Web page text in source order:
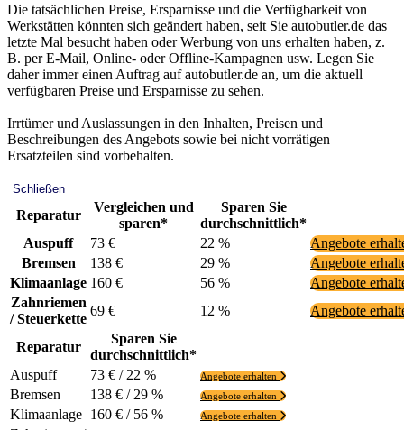
Die tatsächlichen Preise, Ersparnisse und die Verfügbarkeit von
Werkstätten könnten sich geändert haben, seit Sie autobutler.de das
letzte Mal besucht haben oder Werbung von uns erhalten haben, z.
B. per E-Mail, Online- oder Offline-Kampagnen usw. Legen Sie
daher immer einen Auftrag auf autobutler.de an, um die aktuell
verfügbaren Preise und Ersparnisse zu sehen.
Irrtümer und Auslassungen in den Inhalten, Preisen und
Beschreibungen des Angebots sowie bei nicht vorrätigen
Ersatzteilen sind vorbehalten.
Schließen
Reparatur
Vergleichen und
sparen*
Sparen Sie
durchschnittlich*
Auspuff
73 € 22 %
Angebote
Bremsen
138 € 29 %
Angebote
Klimaanlage 160 € 56 %
Angebote
Zahnriemen
/ Steuerkette
69 € 12 % Angebote
Reparatur
Sparen Sie
durchschnittlich*
Auspuff
73 € / 22 % Angebote erhalten
Bremsen 138 € / 29 % Angebote erhalten
Klimaanlage 160 € / 56 % Angebote erhalten